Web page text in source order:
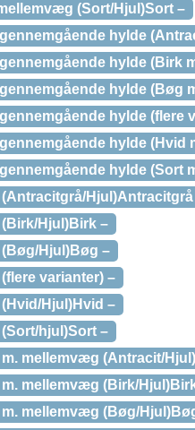
(Sort/Hjul)Sort –
hylde
hylde (Birk
hylde (Bøg
hylde (flere
hylde (Hvid
hylde (Sort
Hjul)Antracitgrå
Hjul)Birk –
Hjul)Bøg –
varianter) –
Hjul)Hvid –
hjul)Sort –
m. mellemvæg (Antracit/
mellemvæg (Birk/
mellemvæg (Bøg/